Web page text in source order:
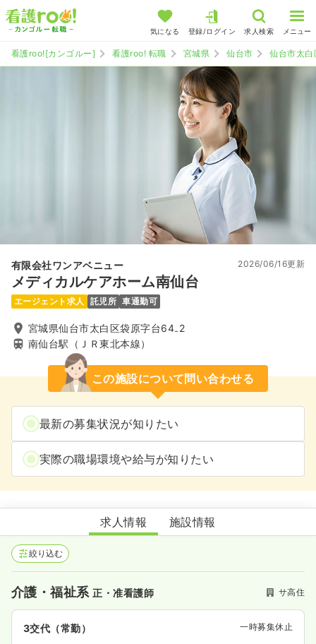
気になる 登録/ログイン 求人検索 メニュー
看護roo![カンゴルー] 看護roo! 転職 宮城県 仙台市 仙台市太白
有限会社ワンアベニュー
メディカルケアホーム南仙台
2026/06/16更新
エージェント求人 託児所 車通勤可
宮城県仙台市太白区袋原字台64₋2
南仙台駅（ＪＲ東北本線）
この施設について問い合わせる
最新の募集状況が知りたい
実際の職場環境や給与が知りたい
メディカルケアホーム南仙台
求人情報 施設情報
絞り込む
介護・福祉系正・准看護師 サ高住
3交代（常勤） 一時募集休止